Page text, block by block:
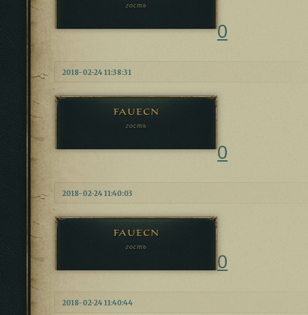
гость
0
2018-02-24 11:38:31
fauecn
гость
0
2018-02-24 11:40:03
fauecn
гость
0
2018-02-24 11:40:44